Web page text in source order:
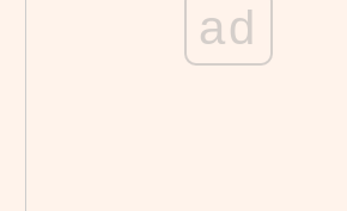
ad